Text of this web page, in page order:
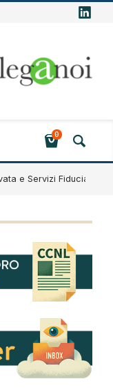
0
Fiduciari (HV51):